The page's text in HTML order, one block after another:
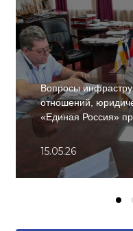
Вопросы
отношений,
«Единая Россия»
15.05.26